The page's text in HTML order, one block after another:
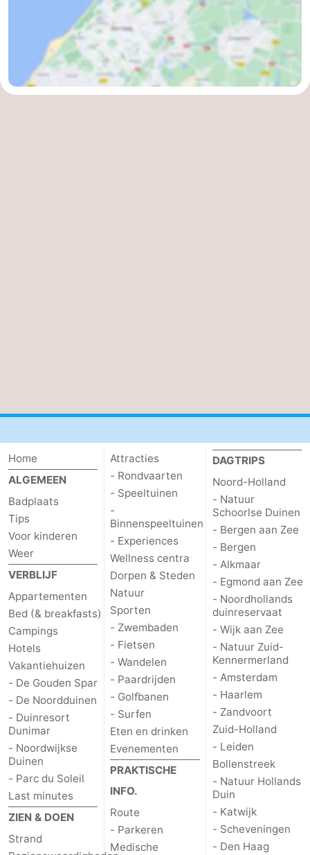
Home
ALGEMEEN
Badplaats
Tips
Voor kinderen
Weer
VERBLIJF
Appartementen
Bed (& breakfasts)
Campings
Hotels
Vakantiehuizen
- De Gouden Spar
- De Noordduinen
- Duinresort
Dunimar
- Noordwijkse
Duinen
- Parc du Soleil
Last minutes
ZIEN & DOEN
Strand
Attracties
- Rondvaarten
- Speeltuinen
-
Binnenspeeltuinen
- Experiences
Wellness centra
Dorpen & Steden
Natuur
Sporten
- Zwembaden
- Fietsen
- Wandelen
- Paardrijden
- Golfbanen
- Surfen
Eten en drinken
Evenementen
PRAKTISCHE
INFO.
Route
- Parkeren
Medische
DAGTRIPS
Noord-Holland
- Natuur
Schoorlse Duinen
- Bergen aan Zee
- Bergen
- Alkmaar
- Egmond aan Zee
- Noordhollands
duinreservaat
- Wijk aan Zee
- Natuur Zuid-
Kennermerland
- Amsterdam
- Haarlem
- Zandvoort
Zuid-Holland
- Leiden
Bollenstreek
- Natuur Hollands
Duin
- Katwijk
- Scheveningen
- Den Haag